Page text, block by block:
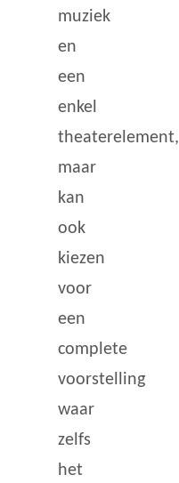
muziek
en
een
enkel
theaterelement,
maar
kan
ook
kiezen
voor
een
complete
voorstelling
waar
zelfs
het